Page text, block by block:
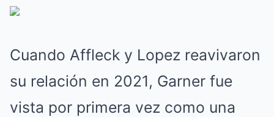
Cuando Affleck y Lopez reavivaron
su relación en 2021, Garner fue
vista por primera vez como una